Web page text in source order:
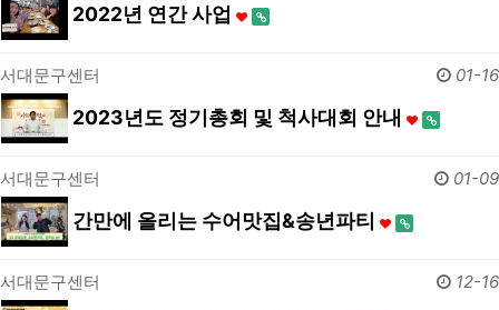
2022년 연간 사업
서대문구센터 01-16
2023년도 정기총회 및 척사대회 안내
서대문구센터 01-09
간만에 올리는 수어맛집&송년파티
서대문구센터 12-16